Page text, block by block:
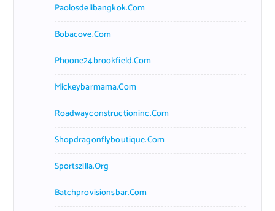
Paolosdelibangkok.com
Bobacove.com
Phoone24brookfield.com
Mickeybarmama.com
Roadwayconstructioninc.com
Shopdragonflyboutique.com
Sportszilla.org
Batchprovisionsbar.com